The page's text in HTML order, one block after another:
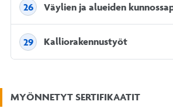
26 Väylien ja alueiden
29 Kalliorakennustyöt
MYÖNNETYT SERTIFIKAATIT